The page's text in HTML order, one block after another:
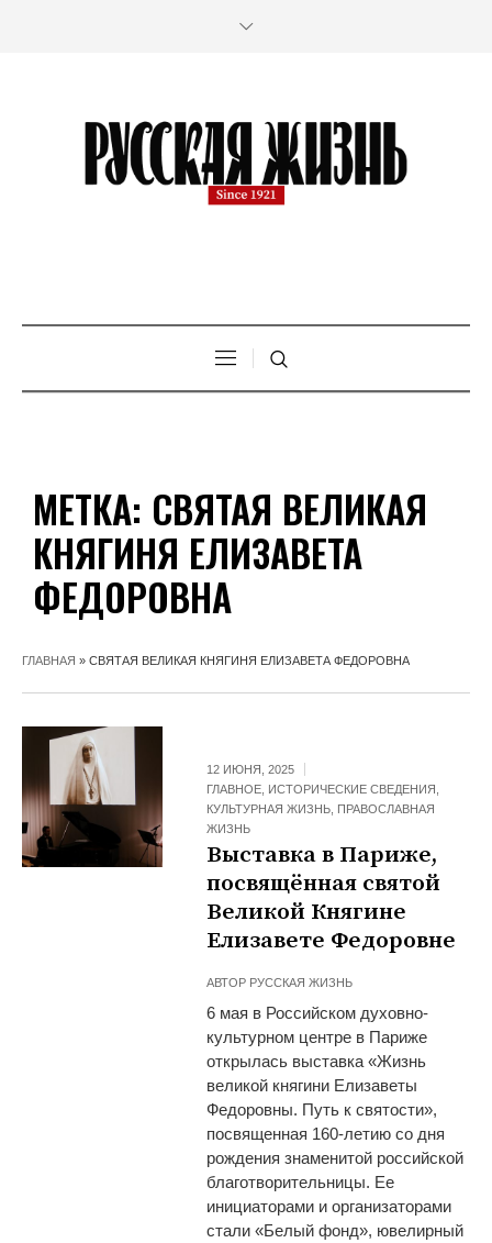
МЕТКА: СВЯТАЯ ВЕЛИКАЯ
КНЯГИНЯ ЕЛИЗАВЕТА
ФЕДОРОВНА
ГЛАВНАЯ » СВЯТАЯ ВЕЛИКАЯ КНЯГИНЯ ЕЛИЗАВЕТА ФЕДОРОВНА
12 ИЮНЯ, 2025
ГЛАВНОЕ ИСТОРИЧЕСКИЕ СВЕДЕНИЯ
КУЛЬТУРНАЯ ЖИЗНЬ ПРАВОСЛАВНАЯ
ЖИЗНЬ
Выставка в Париже,
посвящённая святой
Великой Княгине
Елизавете Федоровне
АВТОР РУССКАЯ ЖИЗНЬ
6 мая в Российском духовно-
культурном центре в Париже
открылась выставка «Жизнь
великой княгини Елизаветы
Федоровны. Путь к святости»,
посвященная 160-летию со дня
рождения знаменитой российской
благотворительницы. Ее
инициаторами и организаторами
стали «Белый фонд», ювелирный